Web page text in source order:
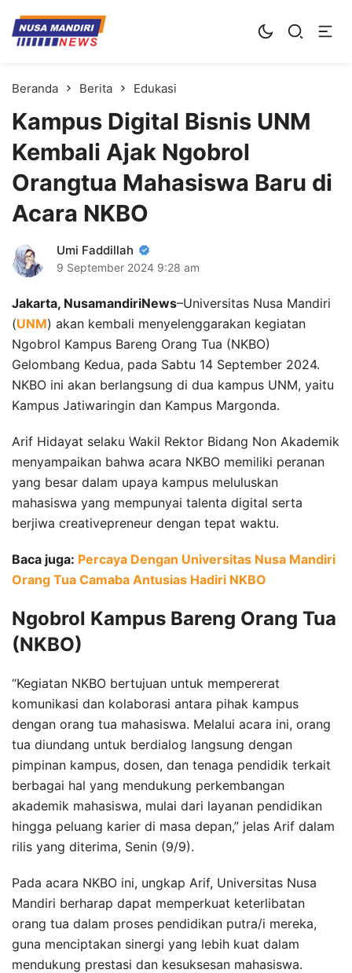
Kampus Digital Bisnis
Universitas Nusa Mandiri
Beranda Berita Edukasi
Kampus Digital Bisnis UNM
Kembali Ajak Ngobrol
Orangtua Mahasiswa Baru di
Acara NKBO
Umi Faddillah
9 September 2024 9:28 am
Jakarta, NusamandiriNews–Universitas Nusa Mandiri
(UNM) akan kembali menyelenggarakan kegiatan
Ngobrol Kampus Bareng Orang Tua (NKBO)
Gelombang Kedua, pada Sabtu 14 September 2024.
NKBO ini akan berlangsung di dua kampus UNM, yaitu
Kampus Jatiwaringin dan Kampus Margonda.
Arif Hidayat selaku Wakil Rektor Bidang Non Akademik
menyampaikan bahwa acara NKBO memiliki peranan
yang besar dalam upaya kampus meluluskan
mahasiswa yang mempunyai talenta digital serta
berjiwa creativepreneur dengan tepat waktu.
Baca juga: Percaya Dengan Universitas Nusa Mandiri
Orang Tua Camaba Antusias Hadiri NKBO
Ngobrol Kampus Bareng Orang Tua
(NKBO)
“Kegiatan NKBO bertujuan untuk mempererat
komunikasi dan kolaborasi antara pihak kampus
dengan orang tua mahasiswa. Melalui acara ini, orang
tua diundang untuk berdialog langsung dengan
pimpinan kampus, dosen, dan tenaga pendidik terkait
berbagai hal yang mendukung perkembangan
akademik mahasiswa, mulai dari layanan pendidikan
hingga peluang karier di masa depan,” jelas Arif dalam
rilis yang diterima, Senin (9/9).
Pada acara NKBO ini, ungkap Arif, Universitas Nusa
Mandiri berharap dapat memperkuat keterlibatan
orang tua dalam proses pendidikan putra/i mereka,
guna menciptakan sinergi yang lebih kuat dalam
mendukung prestasi dan kesuksesan mahasiswa.